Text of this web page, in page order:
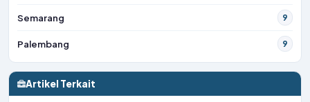
Semarang 9
Palembang 9
Artikel Terkait